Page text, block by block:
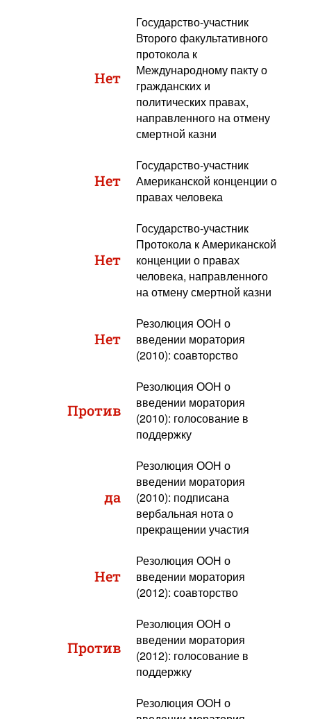
Нет
Государство-участник
Второго факультативного
протокола к
Международному пакту о
гражданских и
политических правах,
направленного на отмену
смертной казни
Нет
Государство-участник
Американской конценции о
правах человека
Нет
Государство-участник
Протокола к Американской
конценции о правах
человека, направленного
на отмену смертной казни
Нет
Резолюция ООН о
введении моратория
(2010): соавторство
Против
Резолюция ООН о
введении моратория
(2010): голосование в
поддержку
да
Резолюция ООН о
введении моратория
(2010): подписана
вербальная нота о
прекращении участия
Нет
Резолюция ООН о
введении моратория
(2012): соавторство
Против
Резолюция ООН о
введении моратория
(2012): голосование в
поддержку
Резолюция ООН о